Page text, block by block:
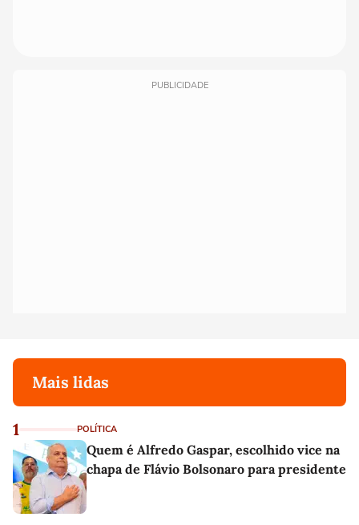
PUBLICIDADE
Mais lidas
1 POLÍTICA
Quem é Alfredo Gaspar, escolhido vice na
chapa de Flávio Bolsonaro para presidente